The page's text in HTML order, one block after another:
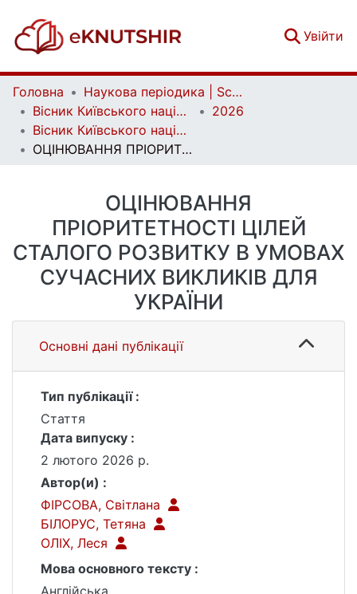
Увійти
Головна
Наукова періодика | Scientific periodicals
Вісник Київського національного університету імені Тараса Шевченка. Економіка | Bulletin of Taras Shevchenko National University of Kyiv. Economics
2026
Вісник Київського національного університету імені Тараса Шевченка. Економіка. Випуск 1(228)
ОЦІНЮВАННЯ ПРІОРИТЕТНОСТІ ЦІЛЕЙ СТАЛОГО РОЗВИТКУ В УМОВАХ СУЧАСНИХ ВИКЛИКІВ ДЛЯ УКРАЇНИ
ОЦІНЮВАННЯ
ПРІОРИТЕТНОСТІ ЦІЛЕЙ
СТАЛОГО РОЗВИТКУ В УМОВАХ
СУЧАСНИХ ВИКЛИКІВ ДЛЯ
УКРАЇНИ
Основні дані публікації
Тип публікації :
Стаття
Дата випуску :
2 лютого 2026 р.
Автор(и) :
ФІРСОВА, Світлана
БІЛОРУС, Тетяна
ОЛІХ, Леся
Мова основного тексту :
Англійська